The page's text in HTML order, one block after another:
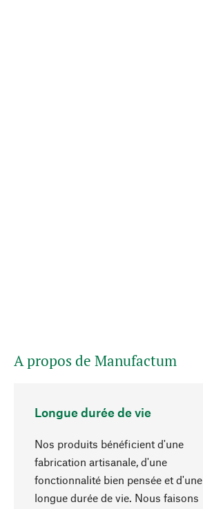
A propos de Manufactum
Longue durée de vie
Nos produits bénéficient d'une
fabrication artisanale, d'une
fonctionnalité bien pensée et d'une
longue durée de vie. Nous faisons